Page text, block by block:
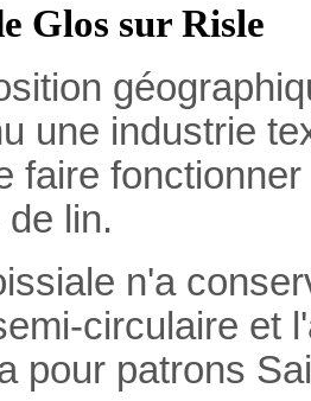
Glos sur Risle
une industrie
faire
lin.
n'a
circulaire et
pour patrons